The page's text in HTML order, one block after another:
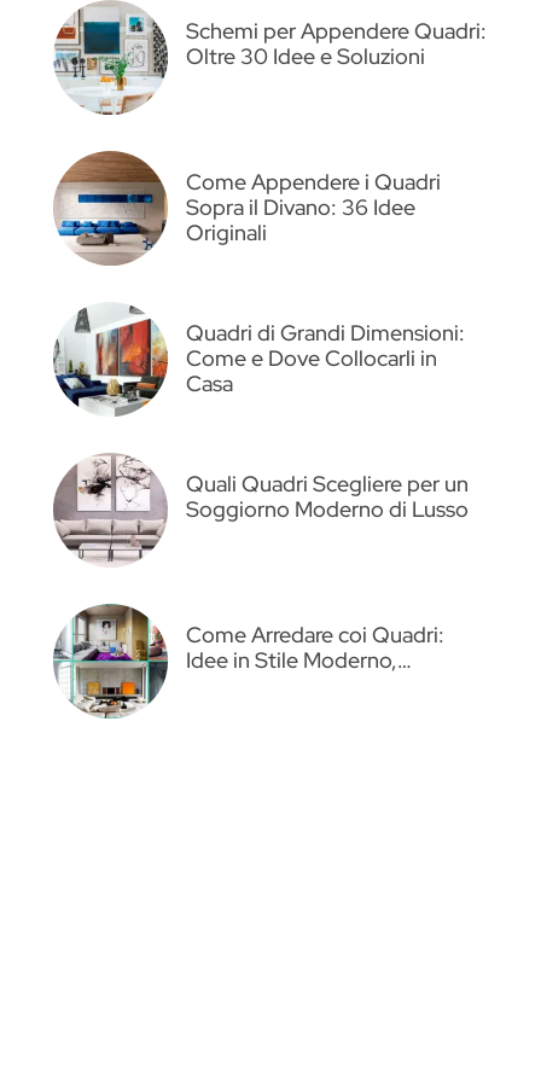
Schemi per Appendere Quadri:
Oltre 30 Idee e Soluzioni
Come Appendere i Quadri
Sopra il Divano: 36 Idee
Originali
Quadri di Grandi Dimensioni:
Come e Dove Collocarli in
Casa
Quali Quadri Scegliere per un
Soggiorno Moderno di Lusso
Come Arredare coi Quadri:
Idee in Stile Moderno,…